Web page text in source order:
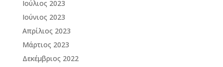
Ιούλιος 2023
Ιούνιος 2023
Απρίλιος 2023
Μάρτιος 2023
Δεκέμβριος 2022